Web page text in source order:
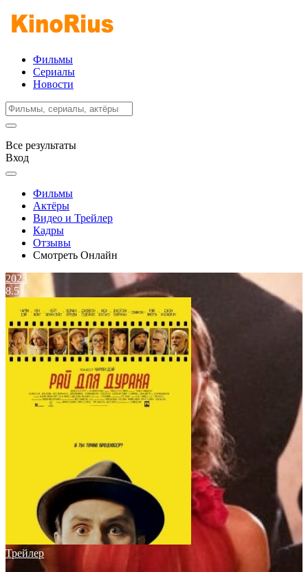
Фильмы
Сериалы
Новости
Все результаты
Вход
Фильмы
Актёры
Видео и Трейлер
Кадры
Отзывы
Смотреть Онлайн
2023
8.5
Трейлер